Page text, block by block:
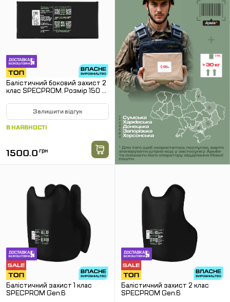
Балістичний боковий захист 2
клас SPECPROM. Розмір 150 на
Залишити відгук
В НАЯВНОСТІ
1500.0 грн
Балістичний захист 1 клас
SPECPROM Gen.6
Балістичний захист 2 клас
SPECPROM Gen.6